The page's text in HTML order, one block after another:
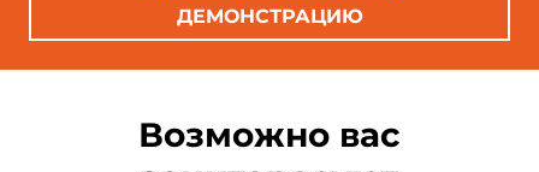
ДЕМОНСТРАЦИЮ
Возможно вас